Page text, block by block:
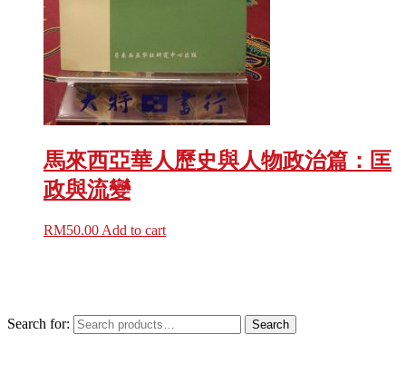
馬來西亞華人歷史與人物政治篇：匡
政與流變
RM50.00 Add to cart
Search for: Search